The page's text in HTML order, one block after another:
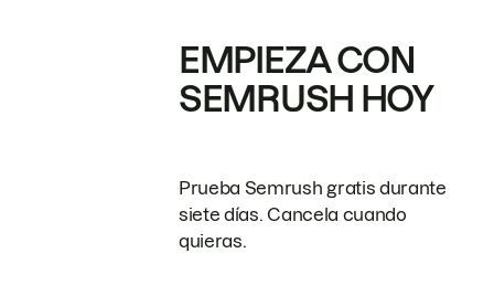
EMPIEZA CON
SEMRUSH HOY
Prueba Semrush gratis durante
siete días. Cancela cuando
quieras.